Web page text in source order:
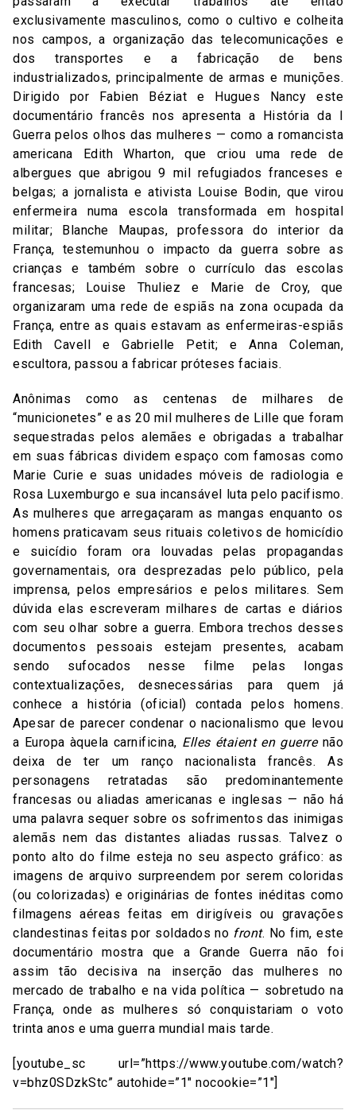
exclusivamente masculinos, como o cultivo e colheita
nos campos, a organização das telecomunicações e
dos transportes e a fabricação de bens
industrializados, principalmente de armas e munições.
Dirigido por Fabien Béziat e Hugues Nancy este
documentário francês nos apresenta a História da I
Guerra pelos olhos das mulheres — como a romancista
americana Edith Wharton, que criou uma rede de
albergues que abrigou 9 mil refugiados franceses e
belgas; a jornalista e ativista Louise Bodin, que virou
enfermeira numa escola transformada em hospital
militar; Blanche Maupas, professora do interior da
França, testemunhou o impacto da guerra sobre as
crianças e também sobre o currículo das escolas
francesas; Louise Thuliez e Marie de Croy, que
organizaram uma rede de espiãs na zona ocupada da
França, entre as quais estavam as enfermeiras-espiãs
Edith Cavell e Gabrielle Petit; e Anna Coleman,
escultora, passou a fabricar próteses faciais.
Anônimas como as centenas de milhares de
“municionetes” e as 20 mil mulheres de Lille que foram
sequestradas pelos alemães e obrigadas a trabalhar
em suas fábricas dividem espaço com famosas como
Marie Curie e suas unidades móveis de radiologia e
Rosa Luxemburgo e sua incansável luta pelo pacifismo.
As mulheres que arregaçaram as mangas enquanto os
homens praticavam seus rituais coletivos de homicídio
e suicídio foram ora louvadas pelas propagandas
governamentais, ora desprezadas pelo público, pela
imprensa, pelos empresários e pelos militares. Sem
dúvida elas escreveram milhares de cartas e diários
com seu olhar sobre a guerra. Embora trechos desses
documentos pessoais estejam presentes, acabam
sendo sufocados nesse filme pelas longas
contextualizações, desnecessárias para quem já
conhece a história (oficial) contada pelos homens.
Apesar de parecer condenar o nacionalismo que levou
a Europa àquela carnificina, Elles étaient en guerrenão
deixa de ter um ranço nacionalista francês. As
personagens retratadas são predominantemente
francesas ou aliadas americanas e inglesas — não há
uma palavra sequer sobre os sofrimentos das inimigas
alemãs nem das distantes aliadas russas. Talvez o
ponto alto do filme esteja no seu aspecto gráfico: as
imagens de arquivo surpreendem por serem coloridas
(ou colorizadas) e originárias de fontes inéditas como
filmagens aéreas feitas em dirigíveis ou gravações
clandestinas feitas por soldados no front. No fim, este
documentário mostra que a Grande Guerra não foi
assim tão decisiva na inserção das mulheres no
mercado de trabalho e na vida política — sobretudo na
França, onde as mulheres só conquistariam o voto
trinta anos e uma guerra mundial mais tarde.
[youtube_sc url=”https://www.youtube.com/watch?
v=bhz0SDzkStc” autohide=”1″ nocookie=”1″]